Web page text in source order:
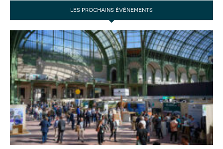
LES PROCHAINS ÉVÉNEMENTS